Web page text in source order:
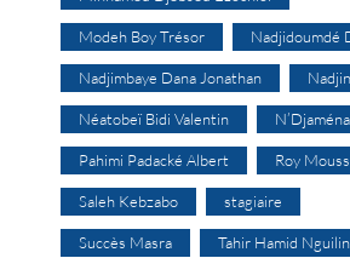
Modeh Boy Trésor Nadjidoumdé
Nadjimbaye Dana Jonathan
Néatobeï Bidi Valentin N’Djaména
Pahimi Padacké Albert Roy
Saleh Kebzabo stagiaire
Succès Masra Tahir Hamid Nguilin